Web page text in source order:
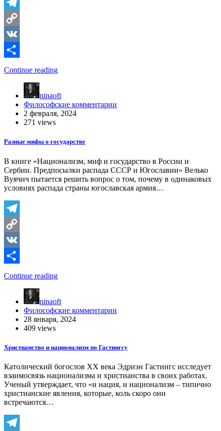
Telegram
Copy
Link
VK
Отправить
Continue reading
ninaoft
Философские комментарии
2 февраля, 2024
271 views
Разные мифы о государстве
В книге «Национализм, миф и государство в России и
Сербии. Предпосылки распада СССР и Югославии» Велько
Вуячич пытается решить вопрос о том, почему в одинаковых
условиях распада страны югославская армия…
Telegram
Copy
Link
VK
Отправить
Continue reading
ninaoft
Философские комментарии
28 января, 2024
409 views
Христианство и национализм по Гастингсу
Католический богослов ХХ века Эдриэн Гастингс исследует
взаимосвязь национализма и христианства в своих работах.
Ученый утверждает, что «и нация, и национализм – типично
христианские явления, которые, коль скоро они
встречаются…